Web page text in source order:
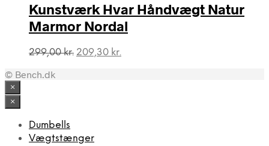
Kunstværk Hvar Håndvægt Natur
Marmor Nordal
299,00kr. Den
209,30 kr.
© Bench.dk
×
×
Dumbells
Vægtstænger